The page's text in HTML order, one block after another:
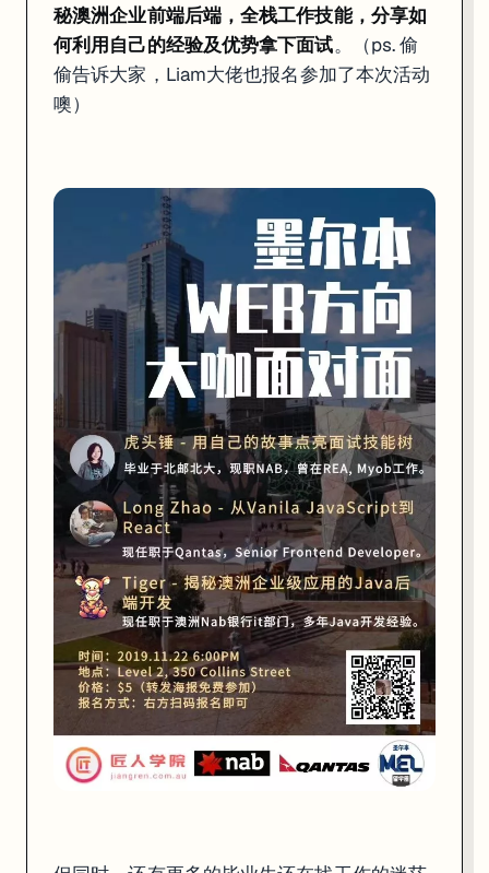
但同时，还有更多的毕业生还在找工作的迷茫当中。
时间不等人，希望更多的留学生都可以早日意识到学校教授的知识和澳
匠人学院Web全栈班，是实实在在帮助大家从校园到就业，从技能提升
Web全栈班
快速掌握面向澳洲工作和中国工作的核心技术
一门课程，两条路径
同时学习Nodejs 和 .Net 两个方向后端技术
Reactjs + Nodejs + REST API + Agile + 就业指导
3个月课程 + 2个月项目实习 + 就业指导
Web全栈班已经培养了200多位学生，100多人在澳洲就业，部分回国
秘澳洲企业前端后端，全栈工作技能，分享如
何利用自己的经验及优势拿下面试。（ps. 偷
偷告诉大家，Liam大佬也报名参加了本次活动
噢）